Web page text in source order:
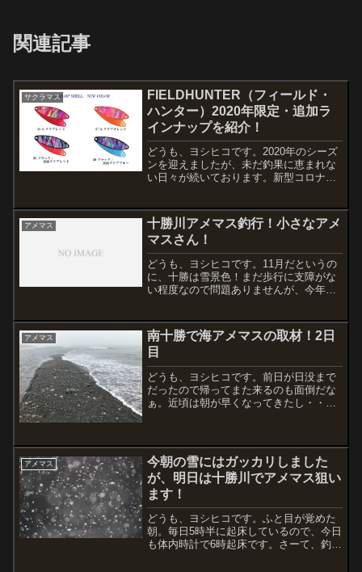
関連記事
サクラマス
FIELDHUNTER（フィールド・
ハンター）2020年限定・追加ラ
インナップを紹介！
どうも、ヨシヒコです。2020年のシーズ
ンを迎えましたが、未だ釣果に恵まれな
い日々が続いております。新型コロナウ
トたちも同様に僕の近くは避けているよ
うですね。収束までに...
アメマス
十勝川アメマス釣行！小さなアメ
マスさん！
どうも、ヨシヒコです。11月だというの
に、十勝は雪景色！まだ歩行に支障がな
い程度なので問題ありませんが、今年は
見かけるのはサケばかり。浅瀬の流れが
緩いところで一匹ポツン...
アメマス
南十勝で海アメマスの取材！2日
目
どうも、ヨシヒコです。前日が日没まで
だったので帰ってまた来るのも面倒だな
ぁ。近頃は朝が早くなってきたし・・・
きや、20時頃から...
アメマス
今朝の雪にはガッカリしました
が、明日は十勝川でアメマス狙い
ます！
どうも、ヨシヒコです。ふと目が覚めた
朝。毎日5時半に起床しているので、今日
も体内時計で6時起床です。さーて、釣り